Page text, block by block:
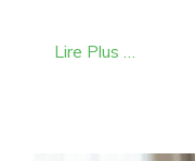
Lire Plus …